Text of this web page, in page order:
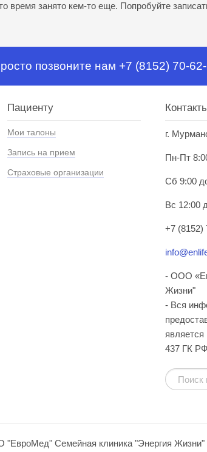
время занято кем-то еще. Попробуйте
позвоните нам +7 (8152) 70-
Пациенту
Мои талоны
Запись на прием
Страховые организации
г.
Пн-Пт
Сб 9:00
Вс 12:00
+7 (8152)
- ООО
Жизни"
- Вся
является
437 ГК
"ЕвроМед" Семейная клиника "Энергия Жизни"